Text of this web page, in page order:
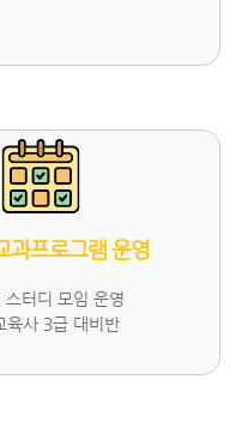
과프로그램 운영
스터디 모임 운영
육사 3급 대비반